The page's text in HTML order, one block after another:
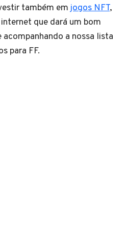
também em jogos NFT,
que dará um bom
a nossa lista
para FF.